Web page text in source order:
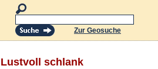
Zur Geosuche
Lustvoll schlank